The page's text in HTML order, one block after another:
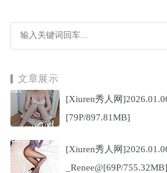
文章展示
[Xiuren秀人网
[79P/897.81MB]
[Xiuren秀人网
_Renee@[69P/755.32MB]